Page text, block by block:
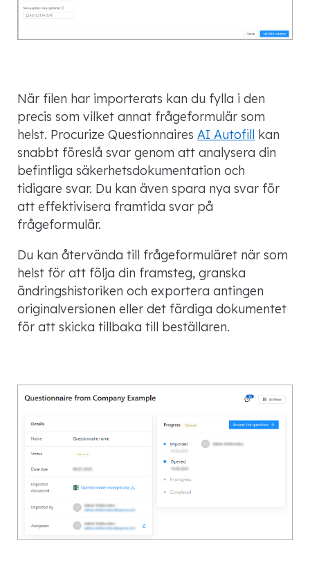
När filen har importerats kan du fylla i den
precis som vilket annat frågeformulär som
helst. Procurize Questionnaires AI Autofill kan
snabbt föreslå svar genom att analysera din
befintliga säkerhetsdokumentation och
tidigare svar. Du kan även spara nya svar för
att effektivisera framtida svar på
frågeformulär.
Du kan återvända till frågeformuläret när som
helst för att följa din framsteg, granska
ändringshistoriken och exportera antingen
originalversionen eller det färdiga dokumentet
för att skicka tillbaka till beställaren.